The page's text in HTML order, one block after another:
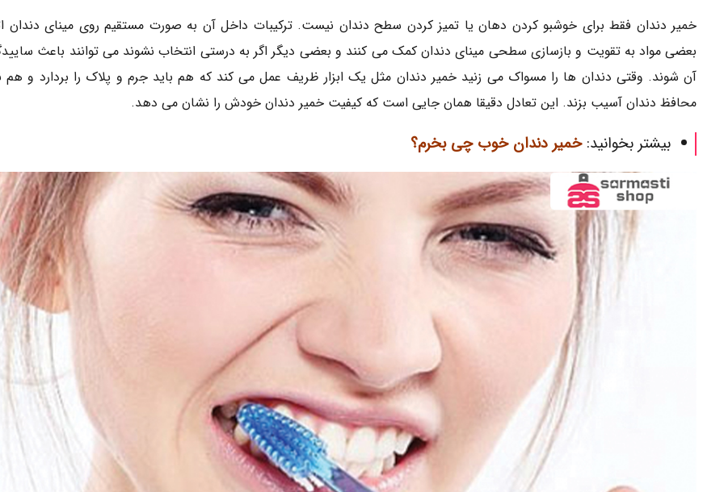
خمیر دندان فقط برای خوشبو کردن دهان یا تمیز کردن سطح دندان نیست. ترکیبات داخل آن به صورت مستقیم روی مینای دندان
بعضی مواد به تقویت و بازسازی سطحی مینای دندان کمک می کنند و بعضی دیگر اگر به درستی انتخاب نشوند می توانند باعث
آن شوند. وقتی دندان ها را مسواک می زنید خمیر دندان مثل یک ابزار ظریف عمل می کند که هم باید جرم و پلاک را بردارد و هم
محافظ دندان آسیب بزند. این تعادل دقیقا همان جایی است که کیفیت خمیر دندان خودش را نشان می دهد.
بیشتر بخوانید:خمیر دندان خوب چی بخرم؟